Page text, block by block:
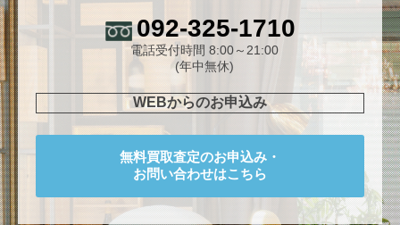
092-325-1710
電話受付時間 8:00～21:00
(年中無休)
WEBからのお申込み
無料買取査定のお申込み・
お問い合わせはこちら